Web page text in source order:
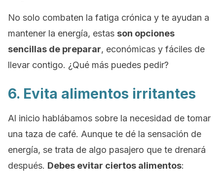
No solo combaten la fatiga crónica y te ayudan a
mantener la energía, estas son opciones
sencillas de preparar, económicas y fáciles de
llevar contigo. ¿Qué más puedes pedir?
6. Evita alimentos irritantes
Al inicio hablábamos sobre la necesidad de tomar
una taza de café. Aunque te dé la sensación de
energía, se trata de algo pasajero que te drenará
después. Debes evitar ciertos alimentos: